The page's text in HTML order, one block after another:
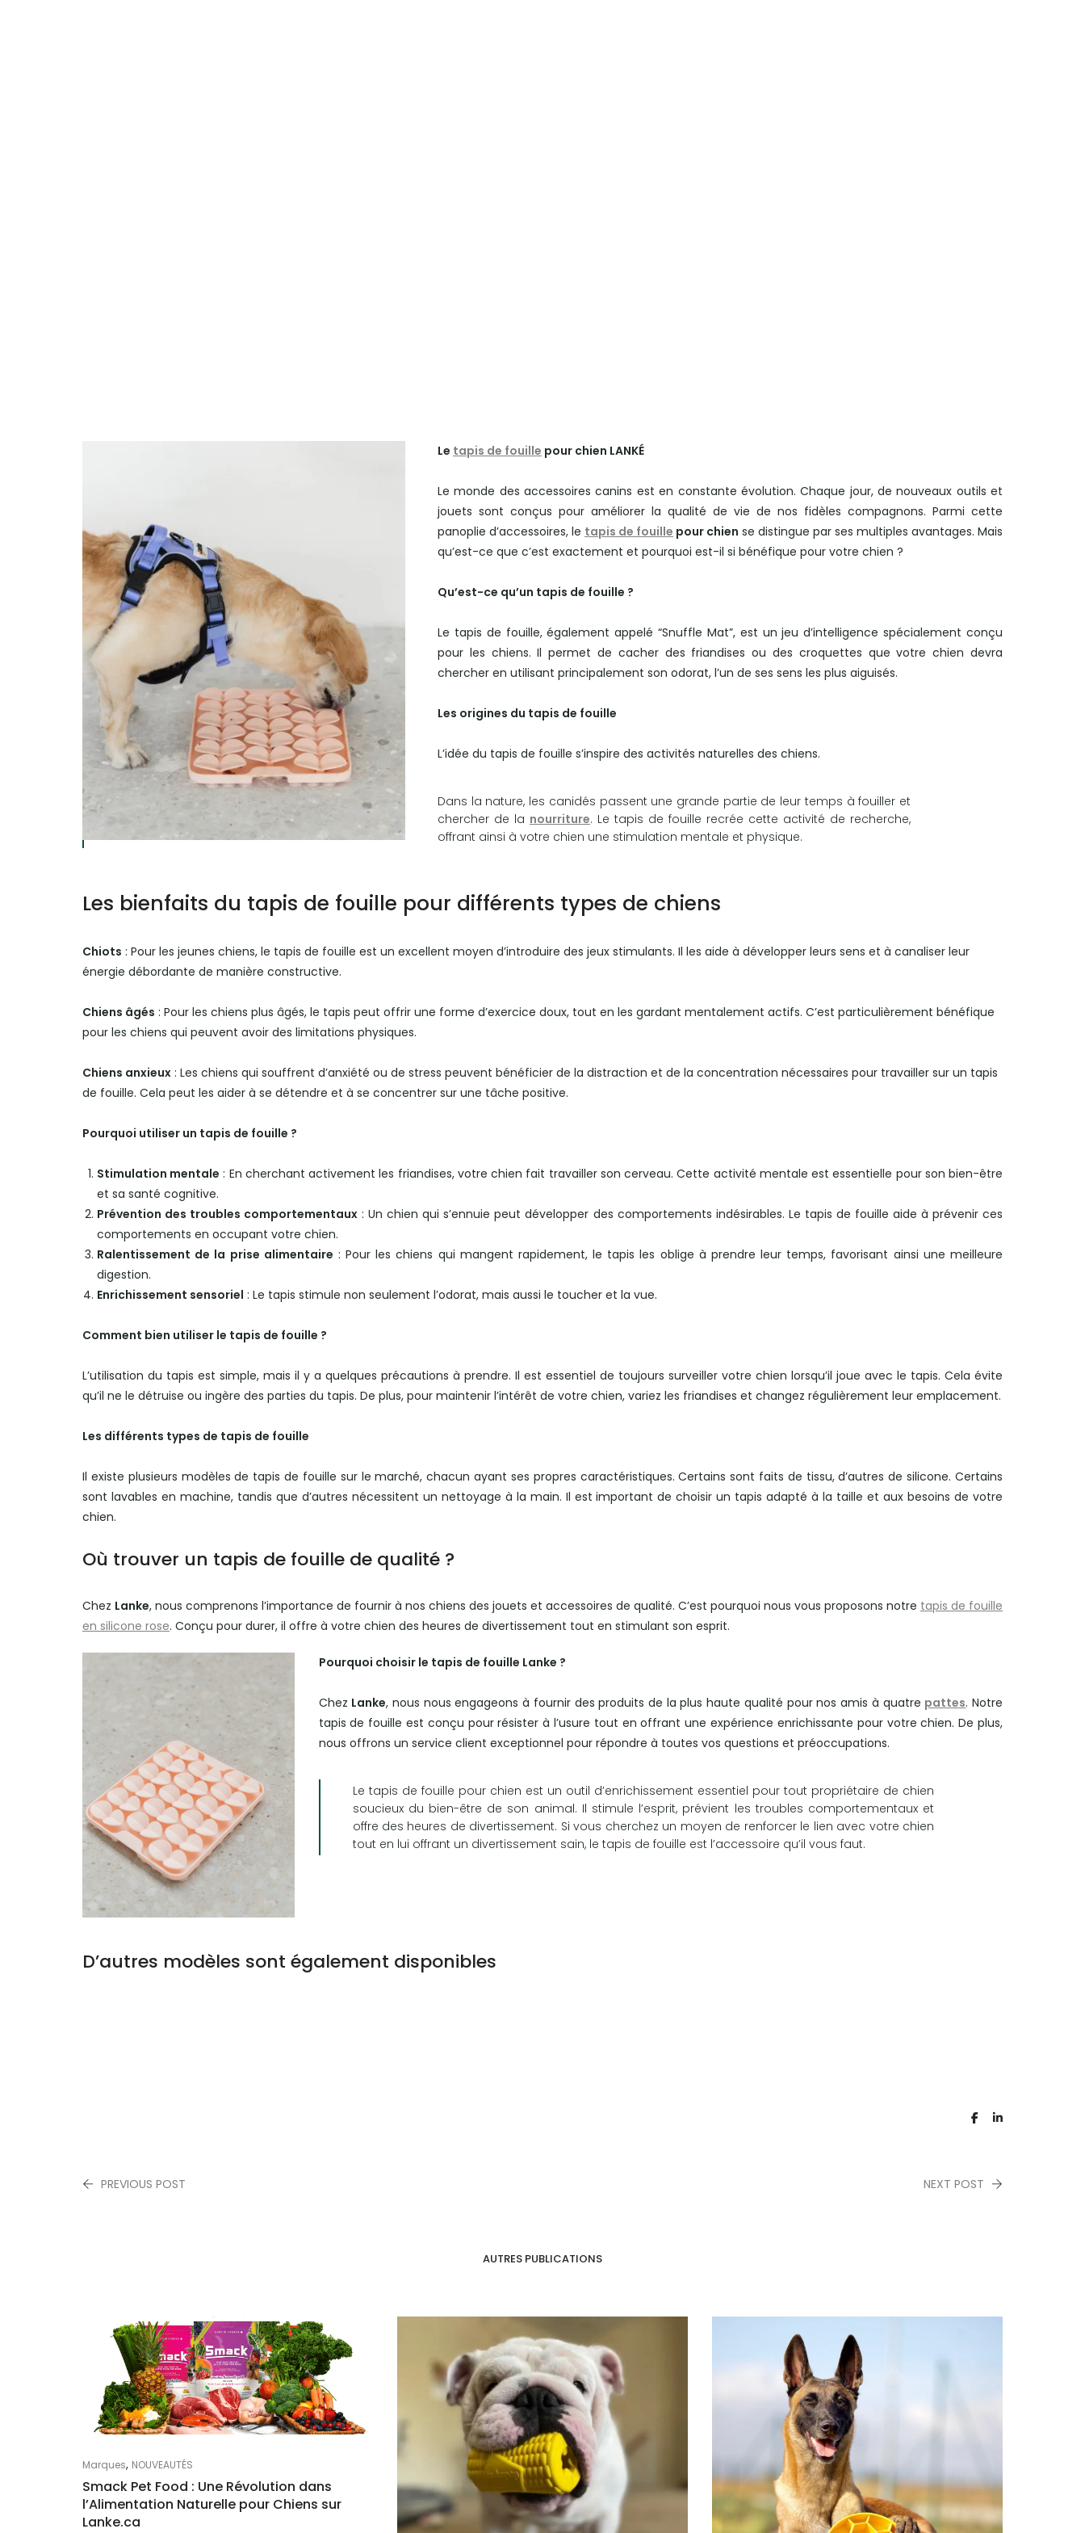
Le tapis de fouille pour chien LANKÉ
Le monde des accessoires canins est en constante évolution. Chaque jour, de nouveaux outils et
jouets sont conçus pour améliorer la qualité de vie de nos fidèles compagnons. Parmi cette
panoplie d’accessoires, le tapis de fouille pour chien se distingue par ses multiples avantages. Mais
qu’est-ce que c’est exactement et pourquoi est-il si bénéfique pour votre chien ?
Qu’est-ce qu’un tapis de fouille ?
Le tapis de fouille, également appelé “Snuffle Mat”, est un jeu d’intelligence spécialement conçu
pour les chiens. Il permet de cacher des friandises ou des croquettes que votre chien devra
chercher en utilisant principalement son odorat, l’un de ses sens les plus aiguisés.
Les origines du tapis de fouille
L’idée du tapis de fouille s’inspire des activités naturelles des chiens.
Dans la nature, les canidés passent une grande partie de leur temps à fouiller et
chercher de la nourriture. Le tapis de fouille recrée cette activité de recherche,
offrant ainsi à votre chien une stimulation mentale et physique.
Les bienfaits du tapis de fouille pour différents types de chiens
Chiots : Pour les jeunes chiens, le tapis de fouille est un excellent moyen d’introduire des jeux stimulants. Il les aide à développer leurs sens et à canaliser leur
énergie débordante de manière constructive.
Chiens âgés : Pour les chiens plus âgés, le tapis peut offrir une forme d’exercice doux, tout en les gardant mentalement actifs. C’est particulièrement bénéfique
pour les chiens qui peuvent avoir des limitations physiques.
Chiens anxieux : Les chiens qui souffrent d’anxiété ou de stress peuvent bénéficier de la distraction et de la concentration nécessaires pour travailler sur un tapis
de fouille. Cela peut les aider à se détendre et à se concentrer sur une tâche positive.
Pourquoi utiliser un tapis de fouille ?
Stimulation mentale : En cherchant activement les friandises, votre chien fait travailler son cerveau. Cette activité mentale est essentielle pour son bien-être
et sa santé cognitive.
Prévention des troubles comportementaux : Un chien qui s’ennuie peut développer des comportements indésirables. Le tapis de fouille aide à prévenir ces
comportements en occupant votre chien.
Ralentissement de la prise alimentaire : Pour les chiens qui mangent rapidement, le tapis les oblige à prendre leur temps, favorisant ainsi une meilleure
digestion.
Enrichissement sensoriel : Le tapis stimule non seulement l’odorat, mais aussi le toucher et la vue.
Comment bien utiliser le tapis de fouille ?
L’utilisation du tapis est simple, mais il y a quelques précautions à prendre. Il est essentiel de toujours surveiller votre chien lorsqu’il joue avec le tapis. Cela évite
qu’il ne le détruise ou ingère des parties du tapis. De plus, pour maintenir l’intérêt de votre chien, variez les friandises et changez régulièrement leur emplacement.
Les différents types de tapis de fouille
Il existe plusieurs modèles de tapis de fouille sur le marché, chacun ayant ses propres caractéristiques. Certains sont faits de tissu, d’autres de silicone. Certains
sont lavables en machine, tandis que d’autres nécessitent un nettoyage à la main. Il est important de choisir un tapis adapté à la taille et aux besoins de votre
chien.
Où trouver un tapis de fouille de qualité ?
Chez Lanke, nous comprenons l’importance de fournir à nos chiens des jouets et accessoires de qualité. C’est pourquoi nous vous proposons notre tapis de fouille
en silicone rose. Conçu pour durer, il offre à votre chien des heures de divertissement tout en stimulant son esprit.
Pourquoi choisir le tapis de fouille Lanke ?
Chez Lanke, nous nous engageons à fournir des produits de la plus haute qualité pour nos amis à quatre pattes. Notre
tapis de fouille est conçu pour résister à l’usure tout en offrant une expérience enrichissante pour votre chien. De plus,
nous offrons un service client exceptionnel pour répondre à toutes vos questions et préoccupations.
Le tapis de fouille pour chien est un outil d’enrichissement essentiel pour tout propriétaire de chien
soucieux du bien-être de son animal. Il stimule l’esprit, prévient les troubles comportementaux et
offre des heures de divertissement. Si vous cherchez un moyen de renforcer le lien avec votre chien
tout en lui offrant un divertissement sain, le tapis de fouille est l’accessoire qu’il vous faut.
D’autres modèles sont également disponibles
PREVIOUS POST NEXT POST
AUTRES PUBLICATIONS
Marques, NOUVEAUTÉS
Smack Pet Food : Une Révolution dans
l’Alimentation Naturelle pour Chiens sur
Lanke.ca